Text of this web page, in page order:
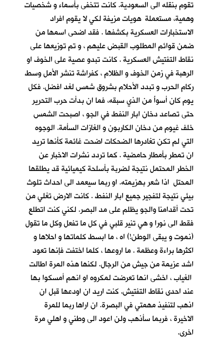
تقوم بنقله الى السعودية. كانت تتخفى بأسماء و شخصيات
وهمية، مستعملة هويات مزيفة لكي لا يقوم افراد
الاستخبارات العسكرية بكشفها . فقد اضحى اسمها من
ضمن قوائم المطلوب القبض عليهم ، و تم توزيعها على
نقاط التفتيش العسكرية . كانت تبدو عصية على الخوف او
الرهبة في زمن الخوف و الظلام ، كفراشة تنشر الأمل وسط
ركام الحرب و تبدد الأحلام بشروق شمس لغد افضل. فكل
يوم كان أسوأَ من الذي سبقه، فما ان بدأت حرب التحرير
حتى تصاعد دخان ابار النفط في الجو ، اصبحت الشمس
خلف غيوم من دخان الكاربون و الغازات السأمة. الوجوه
التي لم تكن تغادرها الضحكات اضحت غائمة كأنها تريد
ان تمطر بأمطار حامضية . كما تردد نشرات الاخبار عن
الخطر المحتمل نتيجة لضربة بأسلحة كيميائية قد يطلقها
المحتل اذا شعر بهزيمته. او ربما سيعمد الى احداث تلوث
بيئي نتيجة لتفجير جميع ابار النفط . كانت الارض تغلي من
تحت أقدامنا والجو يظلم على مد البصر. لكني كنت اتطلع
فقط الى نورا و هي تنير قلبي في كل ما تفعل وكل ما تقول
(نموت و يبقى الوطن!) اه ، ما ابسط كلماتها و احلاها و
اكثرها براءة وعظمة . ما اروعها ، كلما اختفت فإنها تعود
اشد عزيمة من جيش من الرجال. لكنها هذه المرة اطالت
الغياب ، اخشى انها تعرضت لمكروه او انهم أمسكوا بها
عند احدى نقاط التفتيش. كنت اريد ان اودعها قبل ان
اذهب لتنفيذ مهمتي في البصرة. ان اراها ربما للمرة
الاخيرة ، فربما سأذهب ولن اعود الى وطني و اهلي مرة
اخرى.